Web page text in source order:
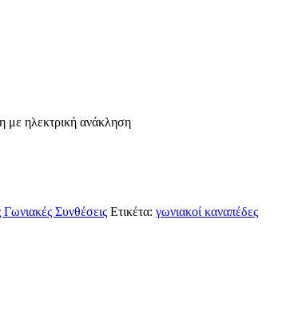
ηλεκτρική ανάκληση
Συνθέσεις Ετικέτα: γωνιακοί καναπέδες